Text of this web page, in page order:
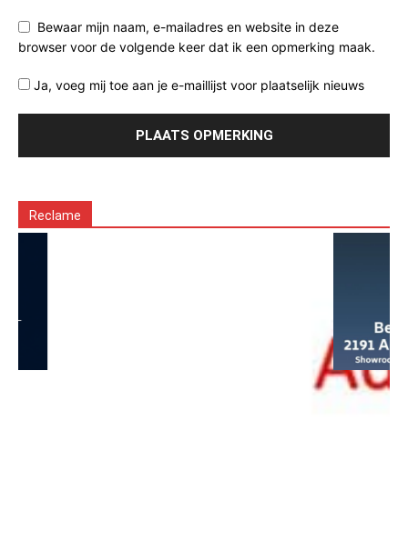
Bewaar mijn naam, e-mailadres en website in deze
browser voor de volgende keer dat ik een opmerking maak.
Ja, voeg mij toe aan je e-maillijst voor plaatselijk nieuws
Reclame